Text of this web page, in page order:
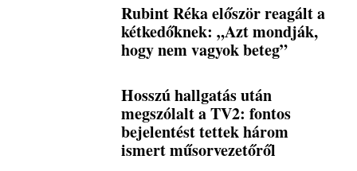
Rubint Réka először reagált a
kétkedőknek: „Azt mondják,
hogy nem vagyok beteg”
Hosszú hallgatás után
megszólalt a TV2: fontos
bejelentést tettek három
ismert műsorvezetőről